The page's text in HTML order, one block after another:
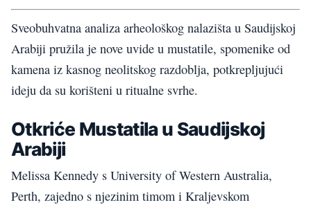
Sveobuhvatna analiza arheološkog nalazišta u Saudijskoj
Arabiji pružila je nove uvide u mustatile, spomenike od
kamena iz kasnog neolitskog razdoblja, potkrepljujući
ideju da su korišteni u ritualne svrhe.
Otkriće Mustatila u Saudijskoj
Arabiji
Melissa Kennedy s University of Western Australia,
Perth, zajedno s njezinim timom i Kraljevskom